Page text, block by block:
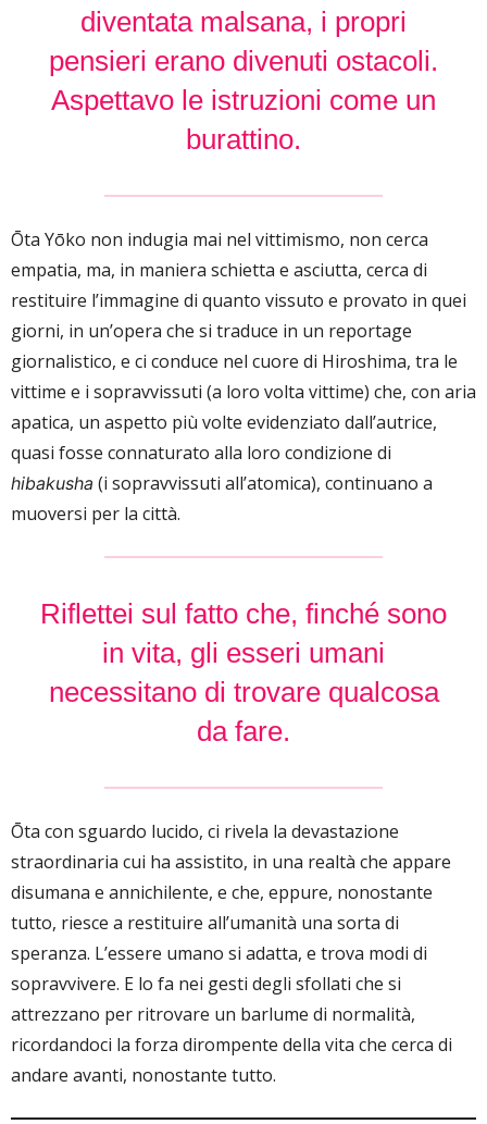
diventata malsana, i propri
pensieri erano divenuti ostacoli.
Aspettavo le istruzioni come un
burattino.
Ōta Yōko non indugia mai nel vittimismo, non cerca
empatia, ma, in maniera schietta e asciutta, cerca di
restituire l’immagine di quanto vissuto e provato in quei
giorni, in un’opera che si traduce in un reportage
giornalistico, e ci conduce nel cuore di Hiroshima, tra le
vittime e i sopravvissuti (a loro volta vittime) che, con aria
apatica, un aspetto più volte evidenziato dall’autrice,
quasi fosse connaturato alla loro condizione di
hibakusha (i sopravvissuti all’atomica), continuano a
muoversi per la città.
Riflettei sul fatto che, finché sono
in vita, gli esseri umani
necessitano di trovare qualcosa
da fare.
Ōta con sguardo lucido, ci rivela la devastazione
straordinaria cui ha assistito, in una realtà che appare
disumana e annichilente, e che, eppure, nonostante
tutto, riesce a restituire all’umanità una sorta di
speranza. L’essere umano si adatta, e trova modi di
sopravvivere. E lo fa nei gesti degli sfollati che si
attrezzano per ritrovare un barlume di normalità,
ricordandoci la forza dirompente della vita che cerca di
andare avanti, nonostante tutto.